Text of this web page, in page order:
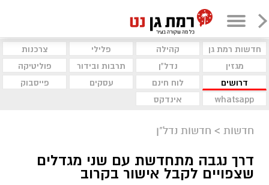
חדשות רמת גן קהילה פלילי
צרכנות
מגזין
נדל"ן תרבות ובידור
פוליטיקה
דרושים
לוח חינם עסקים
פייסבוק
whatsapp
אינדקס
חדשות > חדשות נדל"ן
דרך נגבה מתחדשת עם שני מגדלים
שצפויים לקבל אישור בקרוב